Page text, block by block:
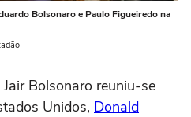
Bolsonaro e Paulo Figueiredo na
Bolsonaro reuniu-se
Unidos, Donald